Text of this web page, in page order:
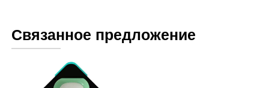
Связанное предложение